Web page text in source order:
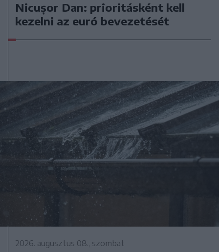
Nicușor Dan: prioritásként kell
kezelni az euró bevezetését
2026. augusztus 08., szombat